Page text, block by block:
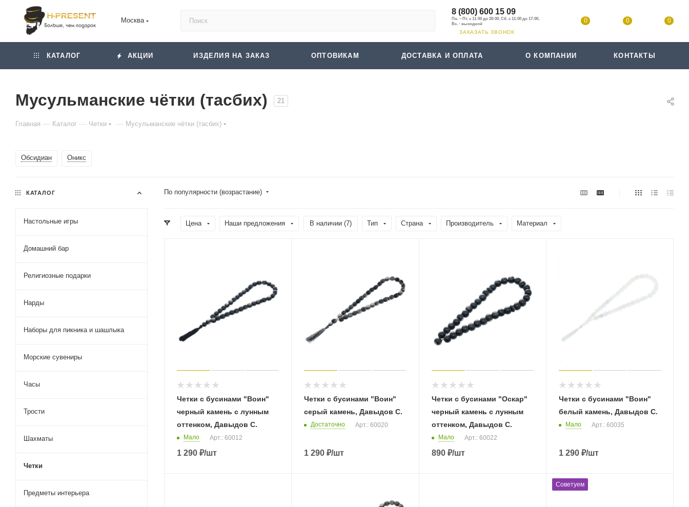
Москва
8 (800) 600 15 09
ЗАКАЗАТЬ ЗВОНОК
0 0 0
КАТАЛОГ АКЦИИ ИЗДЕЛИЯ НА ЗАКАЗ ОПТОВИКАМ ДОСТАВКА И ОПЛАТА О КОМПАНИИ КОНТАКТЫ
Мусульманские чётки (тасбих) 21
Главная — Каталог — Четки — Мусульманские чётки (тасбих)
Обсидиан Оникс
По популярности (возрастание)
Цена Наши предложения В наличии (7) Тип Страна Производитель Материал
Четки с бусинами "Воин"
черный камень с лунным
оттенком, Давыдов С.
Мало Арт.: 60012
1 290 ₽/шт
Четки с бусинами "Воин"
серый камень, Давыдов С.
Достаточно Арт.: 60020
1 290 ₽/шт
Четки с бусинами "Оскар"
черный камень с лунным
оттенком, Давыдов С.
Мало Арт.: 60022
890₽/шт
Четки с бусинами "Воин"
белый камень, Давыдов С.
Мало Арт.: 60035
1 290₽/шт
Советуем
КАТАЛОГ
Настольные игры
Домашний бар
Религиозные подарки
Нарды
Наборы для пикника и шашлыка
Морские сувениры
Часы
Трости
Шахматы
Четки
Предметы интерьера